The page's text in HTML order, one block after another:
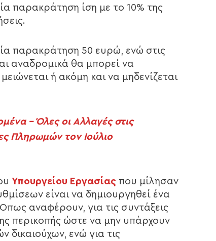
παρακράτηση ίση με το 10% της
παρακράτηση 50 ευρώ, ενώ στις
αναδρομικά θα μπορεί να
ή ακόμη και να μηδενίζεται
– Όλες οι Αλλαγές στις
Πληρωμών τον Ιούλιο
Υπουργείου Εργασίας που μίλησαν
είναι να δημιουργηθεί ένα
αναφέρουν, για τις συντάξεις
περικοπής ώστε να μην υπάρχουν
δικαιούχων, ενώ για τις